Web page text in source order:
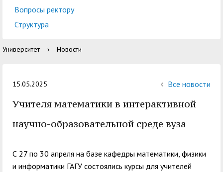
Республиканская
организация высшей
Центр русского языка
обучающихся ГАГУ
Образовательный
модуль «Обучение
Информация о
предоставлении
отпуска обучающимся
Вопросы ректору
Структура
Университет › Новости
15.05.2025 Все новости
Учителя математики в интерактивной
научно-образовательной среде вуза
С 27 по 30 апреля на базе кафедры математики, физики
и информатики ГАГУ состоялись курсы для учителей